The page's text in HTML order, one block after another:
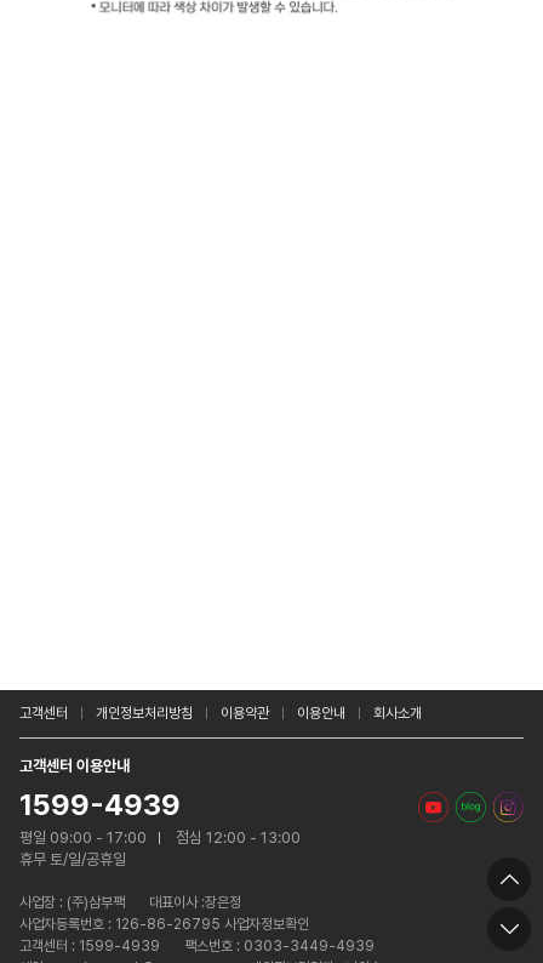
고객센터 개인정보처리방침 이용약관 이용안내 회사소개
고객센터 이용안내
1599-4939
평일 09:00 - 17:00
점심 12:00 - 13:00
휴무 토/일/공휴일
사업장 : (주)삼부팩
대표이사 :장은정
사업자등록번호 : 126-86-26795 사업자정보확인
고객센터 : 1599-4939
팩스번호 : 0303-3449-4939